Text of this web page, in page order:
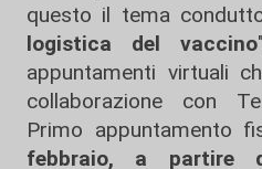
questo il tema
logistica del vaccino
appuntamenti virtuali
collaborazione con
Primo appuntamento
febbraio, a partire